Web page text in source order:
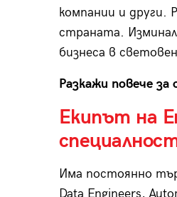
компании и други.
страната.
бизнеса в
Разкажи повече
Екипът на
Има постоянно
Data Engineers,